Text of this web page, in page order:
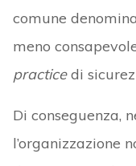
comune
meno
practicedi
Di conseguenza,
l’organizzazione